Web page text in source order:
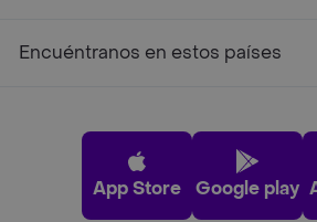
Encuéntranos en estos países
App Store Google play